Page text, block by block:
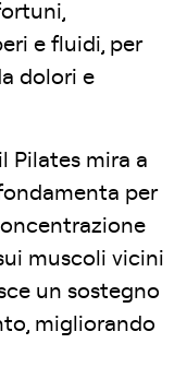
e fluidi, per
dolori e
Pilates mira a
per
muscoli vicini
un sostegno
migliorando